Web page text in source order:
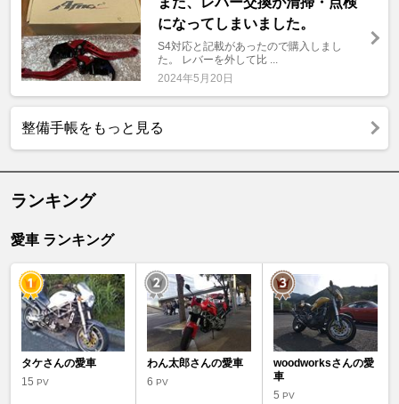
になってしまいました。
S4対応と記載があったので購入しまし
た。 レバーを外して比 ...
2024年5月20日
整備手帳をもっと見る
ランキング
愛車 ランキング
タケさんの愛車
15 PV
わん太郎さんの愛車
6PV
woodworksさんの愛
車
5 PV